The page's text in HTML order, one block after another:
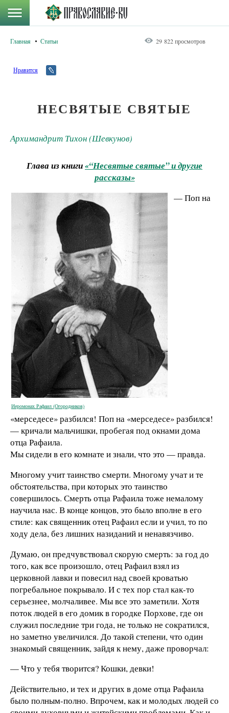
Главная Статьи 29 822 просмотров
Нравится
НЕСВЯТЫЕ СВЯТЫЕ
Архимандрит Тихон (Шевкунов)
Глава из книги«“Несвятые святые” и другие
рассказы»
Иеромонах Рафаил (Огородников)
— Поп на
«мерседесе» разбился! Поп на «мерседесе» разбился!
— кричали мальчишки, пробегая под окнами дома
отца Рафаила.
Мы сидели в его комнате и знали, что это — правда.
Многому учит таинство смерти. Многому учат и те
обстоятельства, при которых это таинство
совершилось. Смерть отца Рафаила тоже немалому
научила нас. В конце концов, это было вполне в его
стиле: как священник отец Рафаил если и учил, то по
ходу дела, без лишних назиданий и ненавязчиво.
Думаю, он предчувствовал скорую смерть: за год до
того, как все произошло, отец Рафаил взял из
церковной лавки и повесил над своей кроватью
погребальное покрывало. И с тех пор стал как-то
серьезнее, молчаливее. Мы все это заметили. Хотя
поток людей в его домик в городке Порхове, где он
служил последние три года, не только не сократился,
но заметно увеличился. До такой степени, что один
знакомый священник, зайдя к нему, даже проворчал:
— Что у тебя творится? Кошки, девки!
Действительно, и тех и других в доме отца Рафаила
было полным-полно. Впрочем, как и молодых людей со